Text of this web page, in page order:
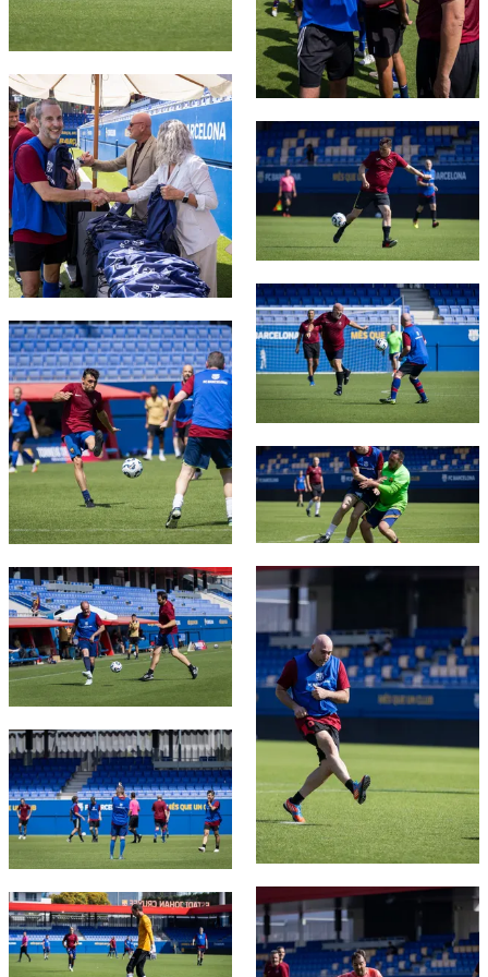
FC Barcelona club badge
FC Barcelona club badge
FC Barcelona club badge
FC Barcelona club badge
FC Barcelona club badge
FC Barcelona club badge
FC Barcelona club badge
FC Barcelona club badge
FC Barcelona club badge
FC Barcelona club badge